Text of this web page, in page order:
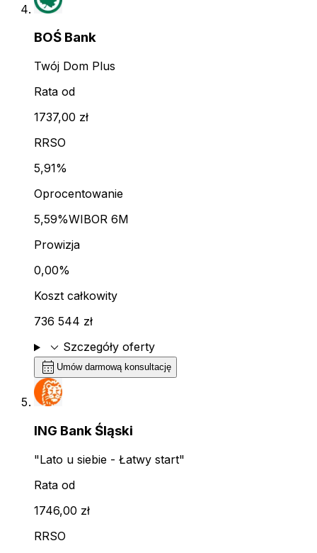
BOŚ Bank
Twój Dom Plus
Rata od
1737,00 zł
RRSO
5,91%
Oprocentowanie
5,59%WIBOR 6M
Prowizja
0,00%
Koszt całkowity
736 544 zł
expand_more Szczegóły oferty
calendar_month Umów darmową konsultację
ING Bank Śląski
"Lato u siebie - Łatwy start"
Rata od
1746,00 zł
RRSO